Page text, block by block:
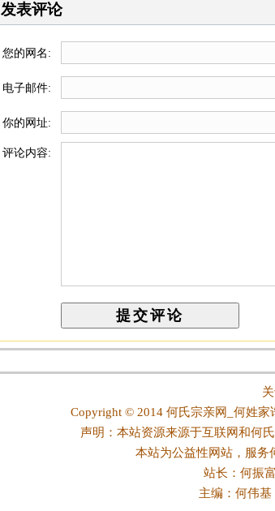
发表评论
您的网名:
电子邮件:
你的网址:
评论内容:
Copyright © 2014何氏宗亲网_何姓家
声明：本站资源来源于互联网和何
本站为公益性网站，服务
站长：何振
主编：何伟